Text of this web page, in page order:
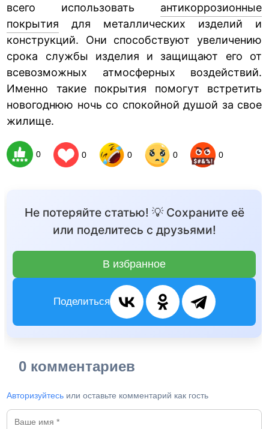
всего использовать антикоррозионные
покрытия для металлических изделий и
конструкций. Они способствуют увеличению
срока службы изделия и защищают его от
всевозможных атмосферных воздействий.
Именно такие покрытия помогут встретить
новогоднюю ночь со спокойной душой за свое
жилище.
0 0 0 0 0
Не потеряйте статью! 💡 Сохраните её
или поделитесь с друзьями!
В избранное
Поделиться
0 комментариев
Авторизуйтесь или оставьте комментарий как гость